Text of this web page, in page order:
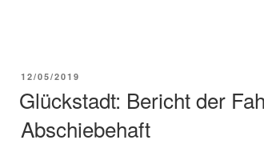
12/05/2019
Glückstadt: Bericht der
Abschiebehaft